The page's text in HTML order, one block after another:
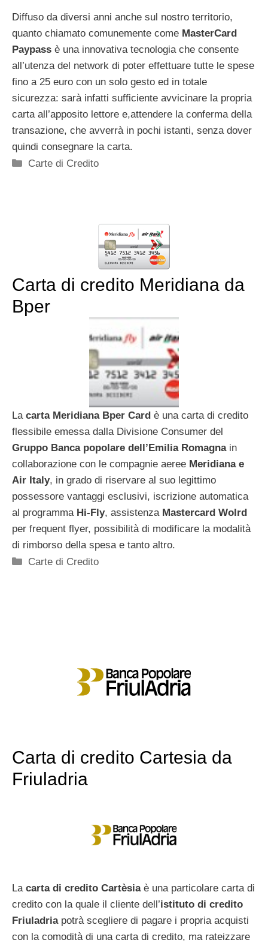
Diffuso da diversi anni anche sul nostro territorio,
quanto chiamato comunemente come MasterCard
Paypass è una innovativa tecnologia che consente
all’utenza del network di poter effettuare tutte le spese
fino a 25 euro con un solo gesto ed in totale
sicurezza: sarà infatti sufficiente avvicinare la propria
carta all’apposito lettore e,attendere la conferma della
transazione, che avverrà in pochi istanti, senza dover
quindi consegnare la carta.
Categorie
Carte di Credito
Carta di credito Meridiana da
Bper
Lacarta Meridiana Bper Card è una carta di credito
flessibile emessa dalla Divisione Consumer del
Gruppo Banca popolare dell’Emilia Romagnain
collaborazione con le compagnie aeree Meridiana e
Air Italy, in grado di riservare al suo legittimo
possessore vantaggi esclusivi, iscrizione automatica
al programma Hi-Fly, assistenza Mastercard Wolrd
per frequent flyer, possibilità di modificare la modalità
di rimborso della spesa e tanto altro.
Categorie
Carte di Credito
Carta di credito Cartesia da
Friuladria
Lacarta di credito Cartèsiaè una particolare carta di
credito con la quale il cliente dell’istituto di credito
Friuladria potrà scegliere di pagare i propria acquisti
con la comodità di una carta di credito, ma rateizzare